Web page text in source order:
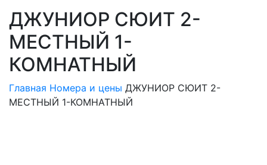
ДЖУНИОР СЮИТ 2-
МЕСТНЫЙ 1-
КОМНАТНЫЙ
Главная Номера и цены ДЖУНИОР СЮИТ 2-
МЕСТНЫЙ 1-КОМНАТНЫЙ